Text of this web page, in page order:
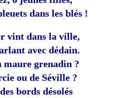
dans les blés !
vint dans la ville,
avec dédain.
maure grenadin ?
ou de Séville ?
bords désolés